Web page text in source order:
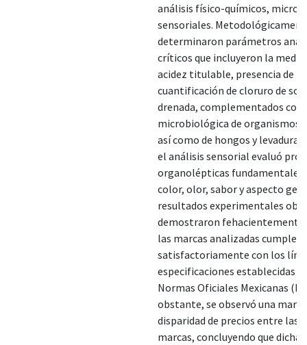
análisis físico-químicos,
sensoriales.
determinaron parámetros
críticos que incluyeron la
acidez titulable, presencia de
cuantificación de cloruro de
drenada, complementados con
microbiológica de organismos
así como de hongos y
el análisis sensorial evaluó
organolépticas fundamentales
color, olor, sabor y aspecto
resultados experimentales
demostraron fehacientemente
las marcas analizadas cumplen
satisfactoriamente con los
especificaciones establecidas
Normas Oficiales Mexicanas
obstante, se observó una
disparidad de precios entre las
marcas, concluyendo que dicha